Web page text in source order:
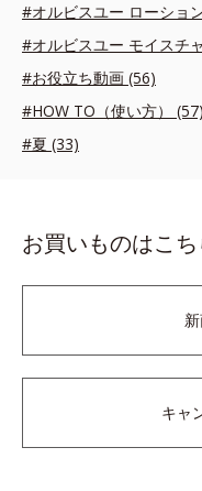
#オルビスユー ローショ
#オルビスユー モイスチ
#お役立ち動画 (56)
#HOW TO（使い方） (57)
#夏 (33)
お買いものはこち
キャ